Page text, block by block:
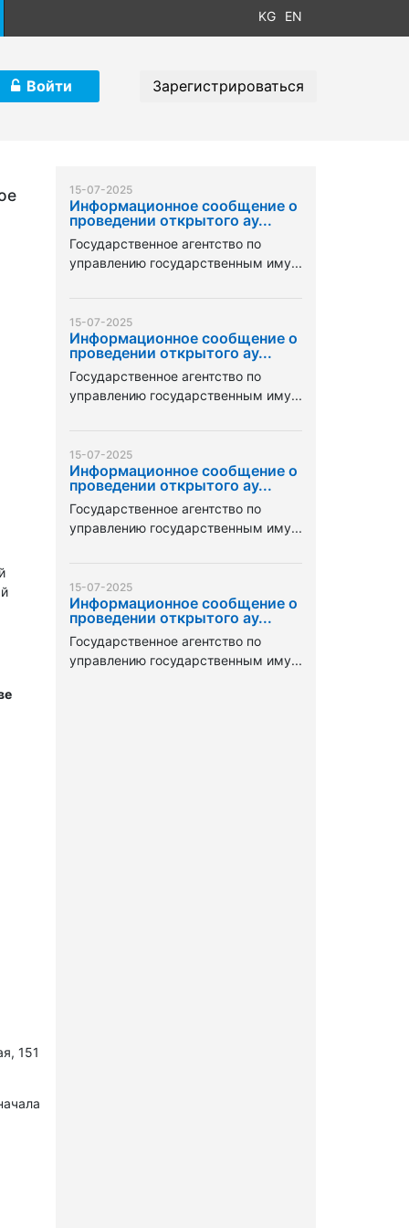
KG EN
Войти Зарегистрироваться
151
15-07-2025
Информационное сообщение о
проведении открытого ау...
Государственное агентство по
управлению государственным иму...
15-07-2025
Информационное сообщение о
проведении открытого ау...
Государственное агентство по
управлению государственным иму...
15-07-2025
Информационное сообщение о
проведении открытого ау...
Государственное агентство по
управлению государственным иму...
15-07-2025
Информационное сообщение о
проведении открытого ау...
Государственное агентство по
управлению государственным иму...